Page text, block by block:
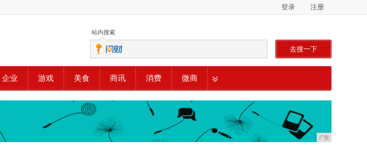
登录 注册
站内搜索
去搜一下
企业 游戏 美食 商讯 消费 微商
广告